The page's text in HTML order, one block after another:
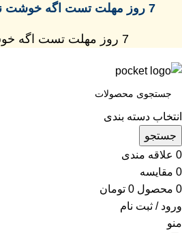
7 روز مهلت تست اگه خوشت نیومد مرجوعش کن
7 روز مهلت تست اگه خوشت نیومد مرجوعش کن
انتخاب دسته بندی
جستجو
0 علاقه مندی
0 مقایسه
0 محصول 0 تومان
ورود / ثبت نام
منو